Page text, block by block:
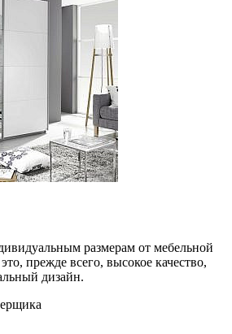
размерам от мебельной
прежде всего, высокое качество,
дизайн.